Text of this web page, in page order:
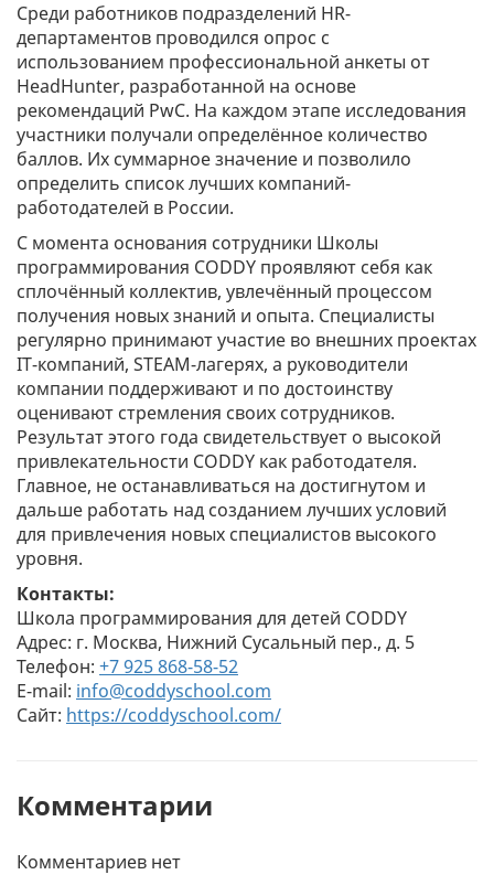
Среди работников подразделений HR-
департаментов проводился опрос с
использованием профессиональной анкеты от
HeadHunter, разработанной на основе
рекомендаций PwC. На каждом этапе исследования
участники получали определённое количество
баллов. Их суммарное значение и позволило
определить список лучших компаний-
работодателей в России.
С момента основания сотрудники Школы
программирования CODDY проявляют себя как
сплочённый коллектив, увлечённый процессом
получения новых знаний и опыта. Специалисты
регулярно принимают участие во внешних проектах
IT-компаний, STEAM-лагерях, а руководители
компании поддерживают и по достоинству
оценивают стремления своих сотрудников.
Результат этого года свидетельствует о высокой
привлекательности CODDY как работодателя.
Главное, не останавливаться на достигнутом и
дальше работать над созданием лучших условий
для привлечения новых специалистов высокого
уровня.
Контакты:
Школа программирования для детей CODDY
Адрес: г. Москва, Нижний Сусальный пер., д. 5
Телефон: +7 925 868-58-52
E-mail: info@coddyschool.com
Сайт: https://coddyschool.com/
Комментарии
Комментариев нет